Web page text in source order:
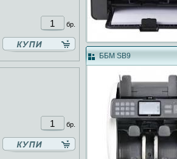
бр.
бр.
ББМ SB9